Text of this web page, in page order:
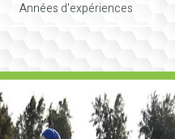
Années d'expériences